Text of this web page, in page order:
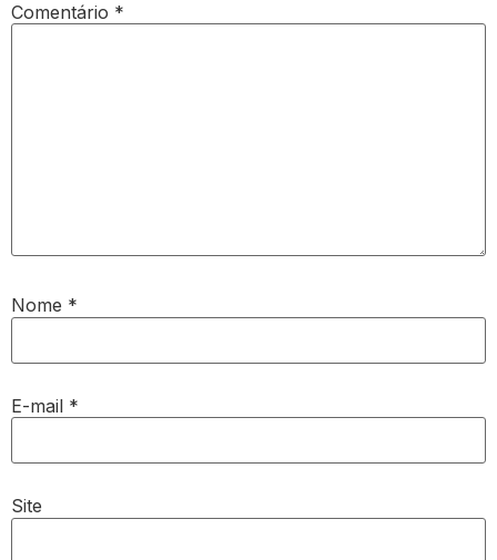
Comentário *
Nome *
E-mail *
Site